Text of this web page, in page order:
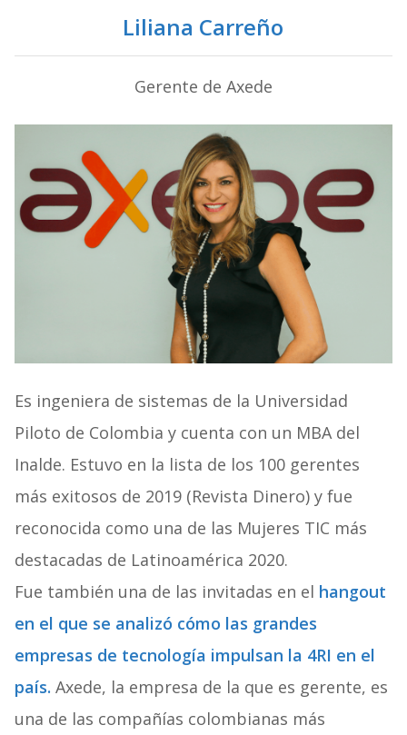
Liliana Carreño
Gerente de Axede
Es ingeniera de sistemas de la Universidad
Piloto de Colombia y cuenta con un MBA del
Inalde. Estuvo en la lista de los 100 gerentes
más exitosos de 2019 (Revista Dinero) y fue
reconocida como una de las Mujeres TIC más
destacadas de Latinoamérica 2020.
Fue también una de las invitadas en el hangout
en el que se analizó cómo las grandes
empresas de tecnología impulsan la 4RI en el
país. Axede, la empresa de la que es gerente, es
una de las compañías colombianas más